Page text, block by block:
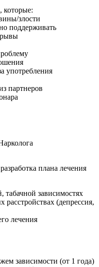
, которые:
злости
поддерживать
употребления
партнеров
плана лечения
табачной зависимостях
(депрессия,
лечения
зависимости (от 1 года)